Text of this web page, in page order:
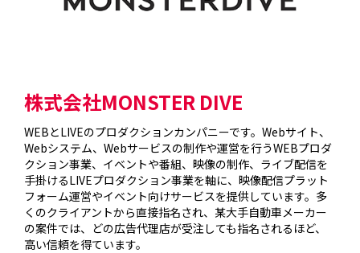
株式会社MONSTER DIVE
WEBとLIVEのプロダクションカンパニーです。Webサイト、
Webシステム、Webサービスの制作や運営を行うWEBプロダ
クション事業、イベントや番組、映像の制作、ライブ配信を
手掛けるLIVEプロダクション事業を軸に、映像配信プラット
フォーム運営やイベント向けサービスを提供しています。多
くのクライアントから直接指名され、某大手自動車メーカー
の案件では、どの広告代理店が受注しても指名されるほど、
高い信頼を得ています。